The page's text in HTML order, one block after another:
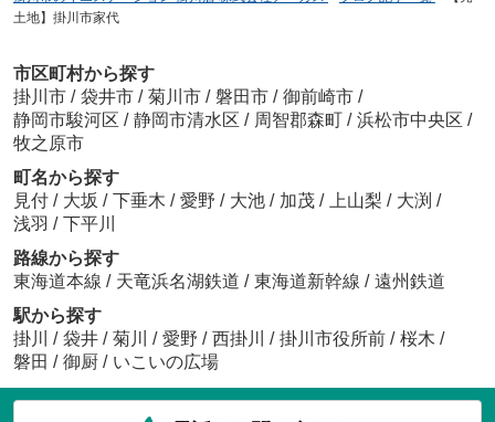
土地】掛川市家代
市区町村から探す
掛川市 / 袋井市 / 菊川市 / 磐田市 / 御前崎市 /
静岡市駿河区 / 静岡市清水区 / 周智郡森町 / 浜松市中央区 /
牧之原市
町名から探す
見付 / 大坂 / 下垂木 / 愛野 / 大池 / 加茂 / 上山梨 / 大渕 /
浅羽 / 下平川
路線から探す
東海道本線 / 天竜浜名湖鉄道 / 東海道新幹線 / 遠州鉄道
駅から探す
掛川
/ 袋井 / 菊川 / 愛野 / 西掛川 / 掛川市役所前 / 桜木 /
磐田 / 御厨 / いこいの広場